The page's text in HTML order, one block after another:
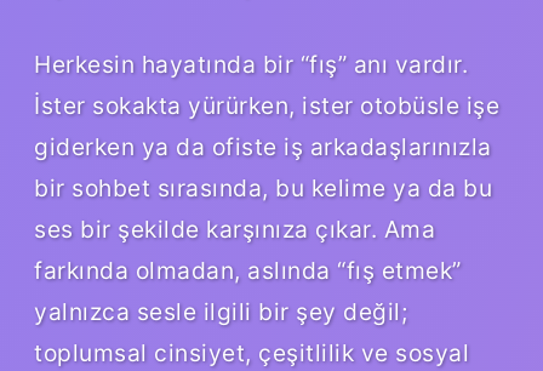
Herkesin hayatında bir “fış” anı vardır.
İster sokakta yürürken, ister otobüsle işe
giderken ya da ofiste iş arkadaşlarınızla
bir sohbet sırasında, bu kelime ya da bu
ses bir şekilde karşınıza çıkar. Ama
farkında olmadan, aslında “fış etmek”
yalnızca sesle ilgili bir şey değil;
toplumsal cinsiyet, çeşitlilik ve sosyal